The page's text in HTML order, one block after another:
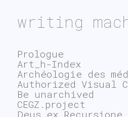
writing
Prologue
Art_h-Index
Archéologie des
Authorized Visual
Be unarchived
CEGZ.project
Deus ex Recursione